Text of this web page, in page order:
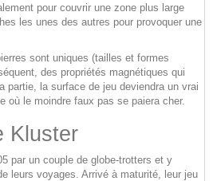
pour cou­vrir une zone plus large
les unes des autres pour pro­vo­quer une
sont uniques (tailles et formes
des pro­prié­tés magné­tiques qui
partie, la sur­face de jeu devien­dra un vrai
où le moindre faux pas se paiera cher.
Kluster
par un couple de globe-trotters et y
leurs voyages. Arrivé à maturité, leur jeu